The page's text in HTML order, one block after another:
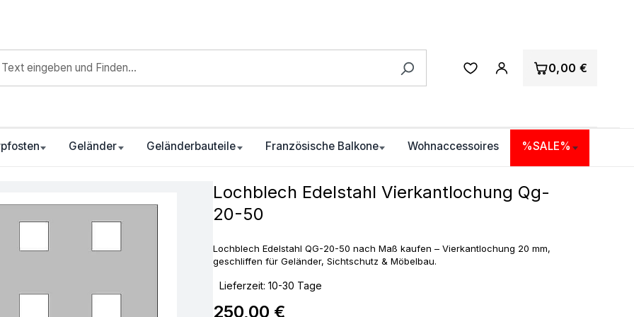
0,00 €
Geländer Geländerbauteile Französische Balkone Wohnaccessoires %SALE%
Lochblech Edelstahl Vierkantlochung Qg-
20-50
Lochblech Edelstahl QG-20-50 nach Maß kaufen – Vierkantlochung 20 mm,
geschliffen für Geländer, Sichtschutz & Möbelbau.
Lieferzeit: 10-30 Tage
Regulärer Preis:
250,00 €